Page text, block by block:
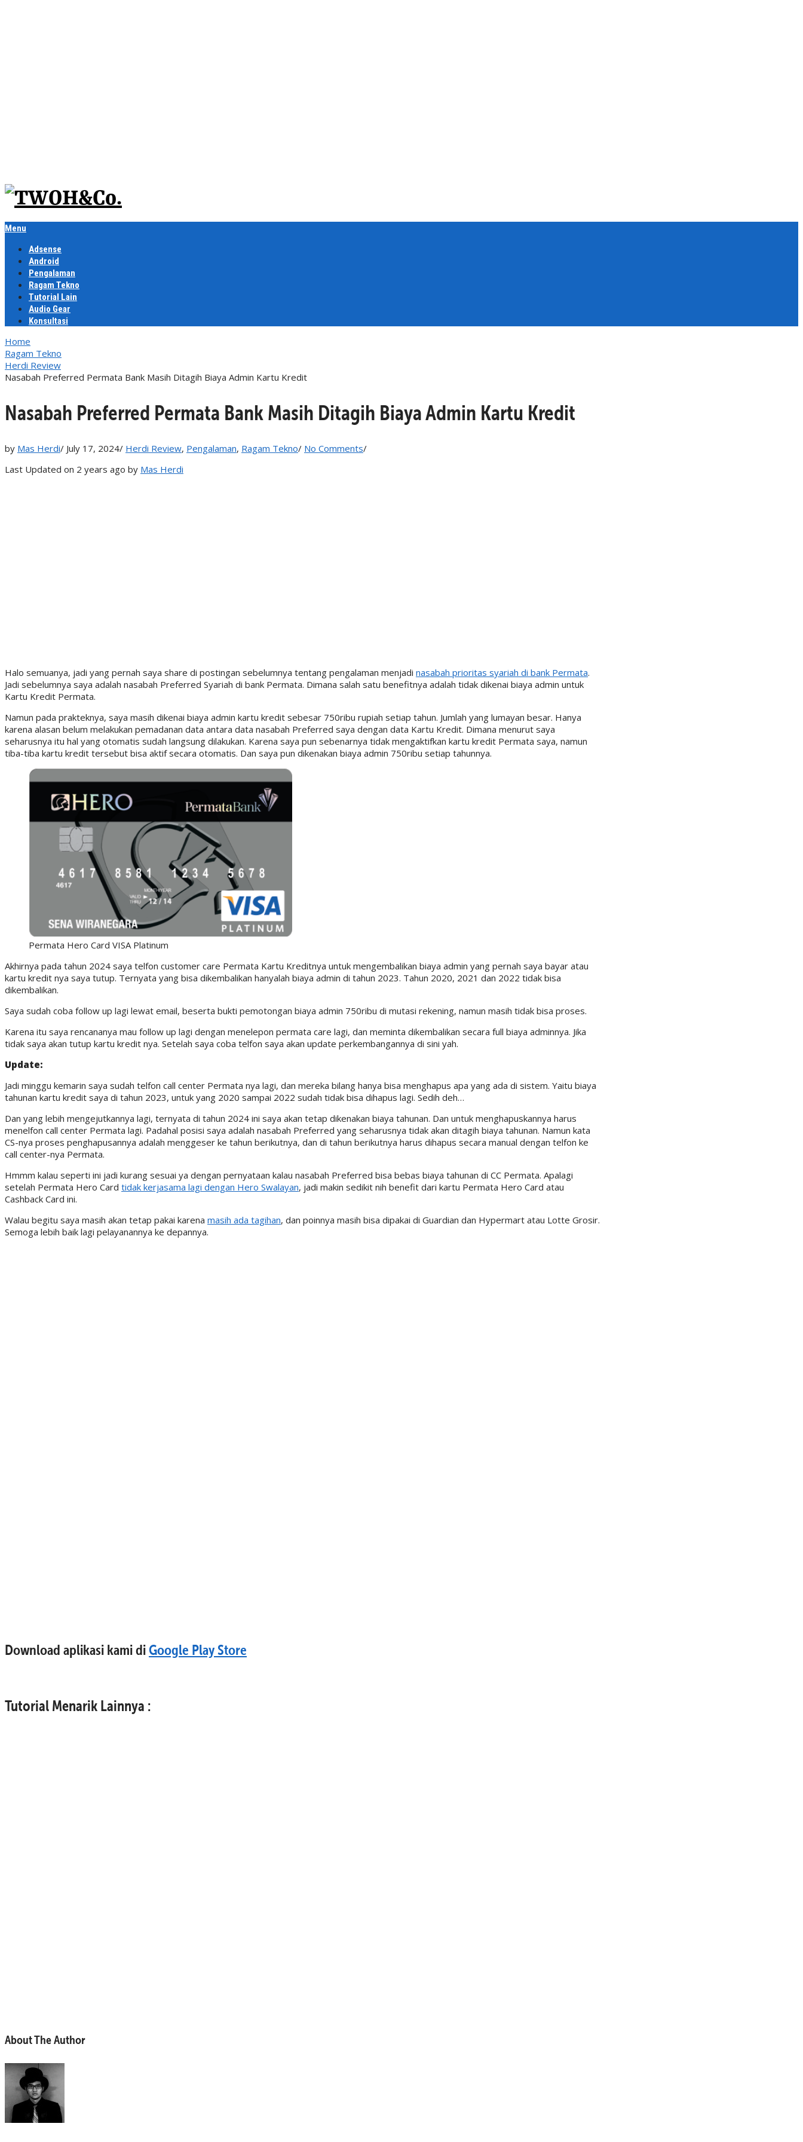
Menu
Adsense
Android
Pengalaman
Ragam Tekno
Tutorial Lain
Audio Gear
Konsultasi
Home
Ragam Tekno
Herdi Review
Nasabah Preferred Permata Bank Masih Ditagih Biaya Admin Kartu Kredit
Nasabah Preferred Permata Bank Masih Ditagih Biaya Admin Kartu Kredit
by Mas Herdi/ July 17, 2024/ Herdi Review, Pengalaman, Ragam Tekno/ No Comments/
Last Updated on 2 years ago by Mas Herdi
Halo semuanya, jadi yang pernah saya share di postingan sebelumnya tentang pengalaman menjadi nasabah prioritas syariah di bank Permata.
Jadi sebelumnya saya adalah nasabah Preferred Syariah di bank Permata. Dimana salah satu benefitnya adalah tidak dikenai biaya admin untuk
Kartu Kredit Permata.
Namun pada prakteknya, saya masih dikenai biaya admin kartu kredit sebesar 750ribu rupiah setiap tahun. Jumlah yang lumayan besar. Hanya
karena alasan belum melakukan pemadanan data antara data nasabah Preferred saya dengan data Kartu Kredit. Dimana menurut saya
seharusnya itu hal yang otomatis sudah langsung dilakukan. Karena saya pun sebenarnya tidak mengaktifkan kartu kredit Permata saya, namun
tiba-tiba kartu kredit tersebut bisa aktif secara otomatis. Dan saya pun dikenakan biaya admin 750ribu setiap tahunnya.
Permata Hero Card VISA Platinum
Akhirnya pada tahun 2024 saya telfon customer care Permata Kartu Kreditnya untuk mengembalikan biaya admin yang pernah saya bayar atau
kartu kredit nya saya tutup. Ternyata yang bisa dikembalikan hanyalah biaya admin di tahun 2023. Tahun 2020, 2021 dan 2022 tidak bisa
dikembalikan.
Saya sudah coba follow up lagi lewat email, beserta bukti pemotongan biaya admin 750ribu di mutasi rekening, namun masih tidak bisa proses.
Karena itu saya rencananya mau follow up lagi dengan menelepon permata care lagi, dan meminta dikembalikan secara full biaya adminnya. Jika
tidak saya akan tutup kartu kredit nya. Setelah saya coba telfon saya akan update perkembangannya di sini yah.
Update:
Jadi minggu kemarin saya sudah telfon call center Permata nya lagi, dan mereka bilang hanya bisa menghapus apa yang ada di sistem. Yaitu biaya
tahunan kartu kredit saya di tahun 2023, untuk yang 2020 sampai 2022 sudah tidak bisa dihapus lagi. Sedih deh…
Dan yang lebih mengejutkannya lagi, ternyata di tahun 2024 ini saya akan tetap dikenakan biaya tahunan. Dan untuk menghapuskannya harus
menelfon call center Permata lagi. Padahal posisi saya adalah nasabah Preferred yang seharusnya tidak akan ditagih biaya tahunan. Namun kata
CS-nya proses penghapusannya adalah menggeser ke tahun berikutnya, dan di tahun berikutnya harus dihapus secara manual dengan telfon ke
call center-nya Permata.
Hmmm kalau seperti ini jadi kurang sesuai ya dengan pernyataan kalau nasabah Preferred bisa bebas biaya tahunan di CC Permata. Apalagi
setelah Permata Hero Card tidak kerjasama lagi dengan Hero Swalayan, jadi makin sedikit nih benefit dari kartu Permata Hero Card atau
Cashback Card ini.
Walau begitu saya masih akan tetap pakai karena masih ada tagihan, dan poinnya masih bisa dipakai di Guardian dan Hypermart atau Lotte Grosir.
Semoga lebih baik lagi pelayanannya ke depannya.
Download aplikasi kami diGoogle Play Store
Tutorial Menarik Lainnya :
About The Author